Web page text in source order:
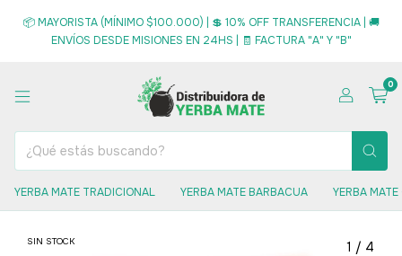
📦 MAYORISTA (MÍNIMO $100.000) | 💲 10% OFF TRANSFERENCIA | 🚚
ENVÍOS DESDE MISIONES EN 24HS | 🧾 FACTURA "A" Y "B"
0
YERBA MATE TRADICIONAL YERBA MATE BARBACUA YERBA
SIN STOCK 1 / 4